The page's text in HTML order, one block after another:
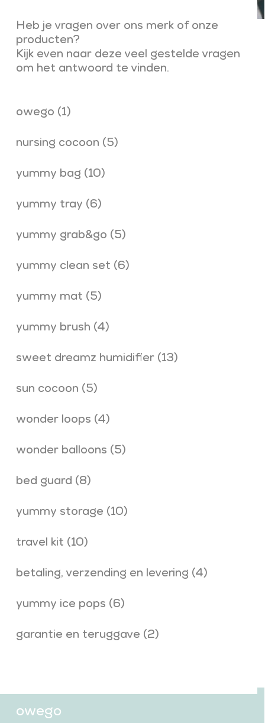
Heb je vragen over ons merk of onze
producten?
Kijk even naar deze veel gestelde vragen
om het antwoord te vinden.
owego (1)
nursing cocoon (5)
yummy bag (10)
yummy tray (6)
yummy grab&go (5)
yummy clean set (6)
yummy mat (5)
yummy brush (4)
sweet dreamz humidifier (13)
sun cocoon (5)
wonder loops (4)
wonder balloons (5)
bed guard (8)
yummy storage (10)
travel kit (10)
betaling, verzending en levering (4)
yummy ice pops (6)
garantie en teruggave (2)
owego